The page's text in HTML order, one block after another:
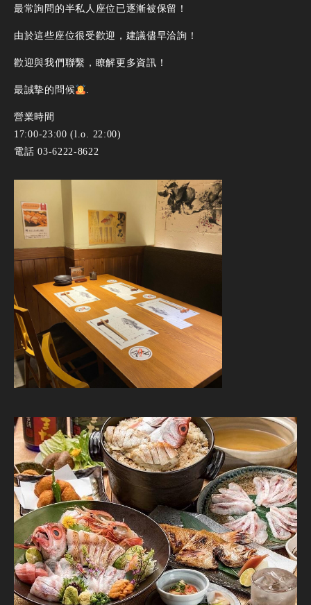
最常詢問的半私人座位已逐漸被保留！
由於這些座位很受歡迎，建議儘早洽詢！
歡迎與我們聯繫，瞭解更多資訊！
最誠摯的問候 .
營業時間
17:00-23:00 (l.o. 22:00)
電話 03-6222-8622